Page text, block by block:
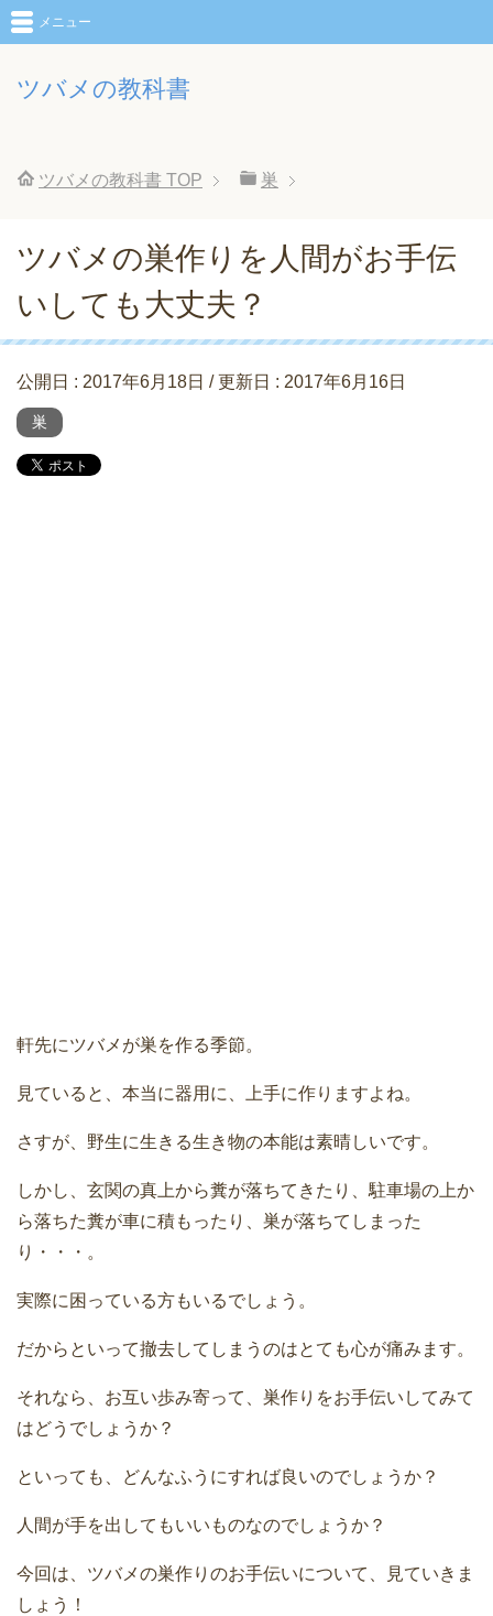
ツバメの教科書
メニュー
ツバメの教科書 TOP 巣
ツバメの巣作りを人間がお手伝
いしても大丈夫？
公開日 : 2017年6月18日 / 更新日 : 2017年6月16日
巣
軒先にツバメが巣を作る季節。
見ていると、本当に器用に、上手に作りますよね。
さすが、野生に生きる生き物の本能は素晴しいです。
しかし、玄関の真上から糞が落ちてきたり、駐車場の上か
ら落ちた糞が車に積もったり、巣が落ちてしまった
り・・・。
実際に困っている方もいるでしょう。
だからといって撤去してしまうのはとても心が痛みます。
それなら、お互い歩み寄って、巣作りをお手伝いしてみて
はどうでしょうか？
といっても、どんなふうにすれば良いのでしょうか？
人間が手を出してもいいものなのでしょうか？
今回は、ツバメの巣作りのお手伝いについて、見ていきま
しょう！